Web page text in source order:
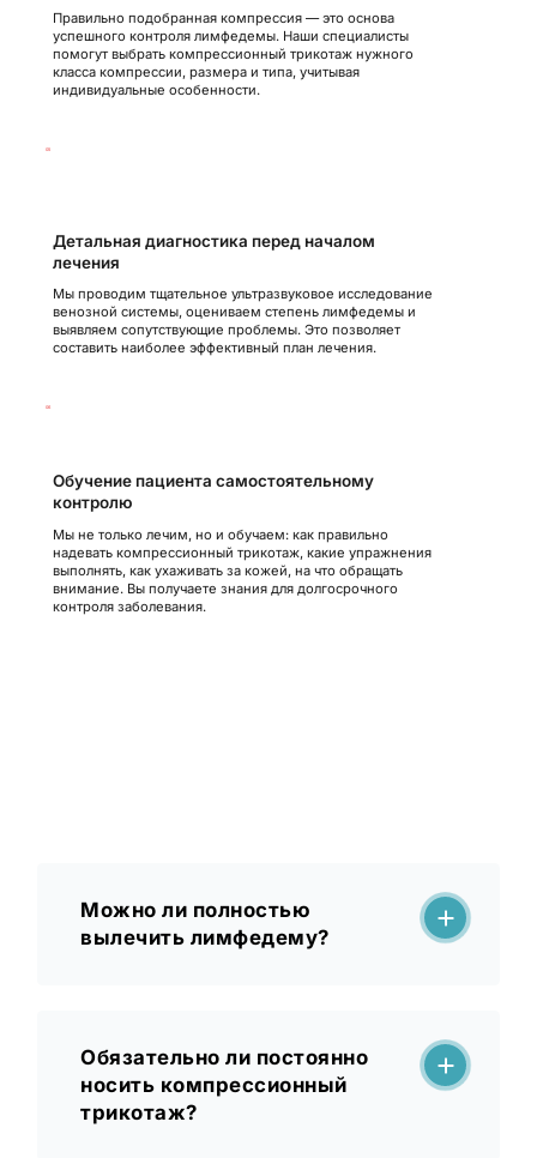
Правильно подобранная компрессия — это основа
успешного контроля лимфедемы. Наши специалисты
помогут выбрать компрессионный трикотаж нужного
класса компрессии, размера и типа, учитывая
индивидуальные особенности.
05
Детальная диагностика перед началом
лечения
Мы проводим тщательное ультразвуковое исследование
венозной системы, оцениваем степень лимфедемы и
выявляем сопутствующие проблемы. Это позволяет
составить наиболее эффективный план лечения.
06
Обучение пациента самостоятельному
контролю
Мы не только лечим, но и обучаем: как правильно
надевать компрессионный трикотаж, какие упражнения
выполнять, как ухаживать за кожей, на что обращать
внимание. Вы получаете знания для долгосрочного
контроля заболевания.
Можно ли полностью
вылечить лимфедему?
Обязательно ли постоянно
носить компрессионный
трикотаж?